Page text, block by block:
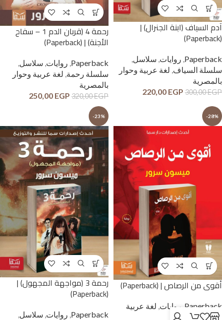
آدم السياف (ابنة الجنرال) |
(Paperback)
Paperback
, روايات, سلاسل,
سلسلة السياف, لغة عربية وحوار
بالمصرية
300,00EGP
220,00 EGP
رحمة 4 (قربان الدم 1 – سفاح
الأجنة) | (Paperback)
Paperback
, روايات, سلاسل,
سلسلة رحمة, لغة عربية وحوار
بالمصرية
320,00EGP
250,00 EGP
-28%
أقوى من الرصاص | (Paperback)
Paperback روايات, لغة عربية
وحوار بالمصرية
-23%
رحمة 3 (مواجهة المجهول) |
(Paperback)
Paperback روايات سلاسل